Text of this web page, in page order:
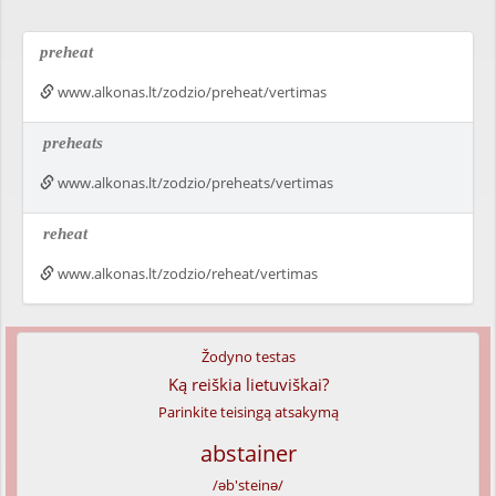
preheat
www.alkonas.lt/zodzio/preheat/vertimas
preheats
www.alkonas.lt/zodzio/preheats/vertimas
reheat
www.alkonas.lt/zodzio/reheat/vertimas
Žodyno testas
Ką reiškia lietuviškai?
Parinkite teisingą atsakymą
abstainer
/əb'steinə/